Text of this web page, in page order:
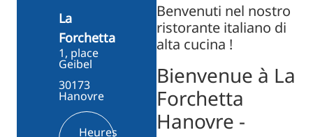
Benvenuti nel nostro
ristorante italiano di
alta cucina !
Bienvenue à La
Forchetta
Hanovre -
La
Forchetta
1, place
Geibel
30173
Hanovre
Heures